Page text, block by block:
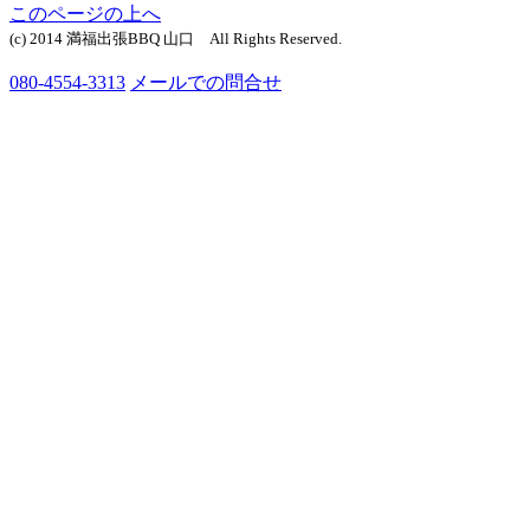
このページの上へ
(c) 2014 満福出張BBQ 山口 All Rights Reserved.
080-4554-3313 メールでの問合せ